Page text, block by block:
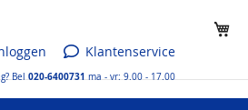
Klantenservice
Bel020-6400731ma - vr: 9.00 - 17.00